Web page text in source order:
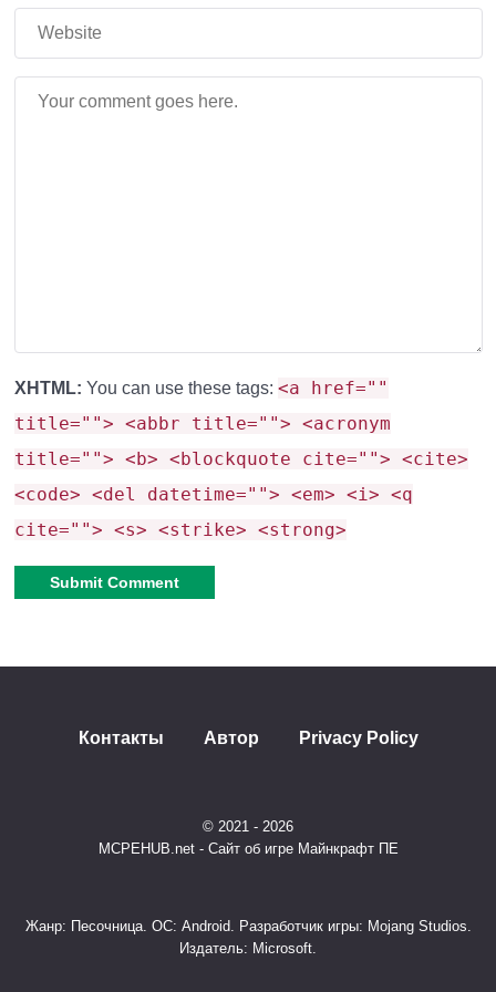
XHTML: You can use these tags: <a href=""
title=""> <abbr title=""> <acronym
title=""> <b> <blockquote cite=""> <cite>
<code> <del datetime=""> <em> <i> <q
cite=""> <s> <strike> <strong>
Контакты Автор Privacy Policy
© 2021 - 2026
MCPEHUB.net - Сайт об игре Майнкрафт ПЕ
Жанр: Песочница. ОС: Android. Разработчик игры: Mojang Studios.
Издатель: Microsoft.